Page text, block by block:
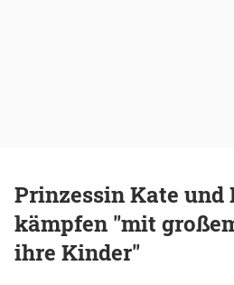
Prinzessin Kate
kämpfen "mit
ihre Kinder"